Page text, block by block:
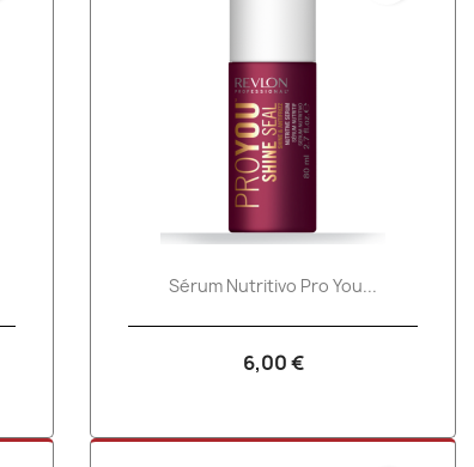
Sérum Nutritivo Pro You...
6,00 €